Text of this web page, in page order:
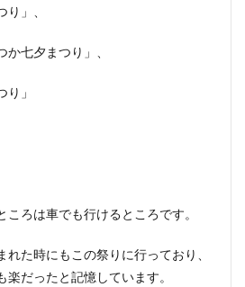
」、
七夕まつり」、
」
ろは車でも行けるところです。
れた時にもこの祭りに行っており、
だったと記憶しています。